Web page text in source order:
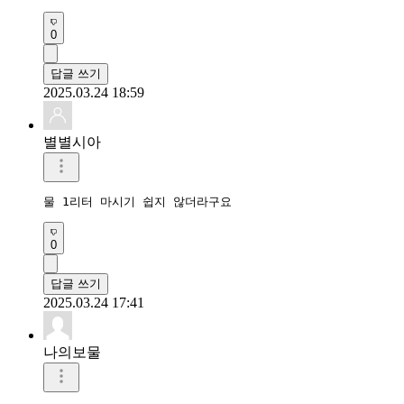
0
답글 쓰기
2025.03.24 18:59
별별시아
물 1리터 마시기 쉽지 않더라구요
0
답글 쓰기
2025.03.24 17:41
나의보물